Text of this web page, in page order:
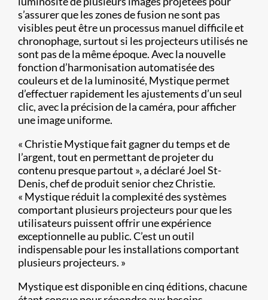
s’assurer que les zones de fusion ne sont pas
visibles peut être un processus manuel difficile et
chronophage, surtout si les projecteurs utilisés ne
sont pas de la même époque. Avec la nouvelle
fonction d’harmonisation automatisée des
couleurs et de la luminosité, Mystique permet
d’effectuer rapidement les ajustements d’un seul
clic, avec la précision de la caméra, pour afficher
une image uniforme.
« Christie Mystique fait gagner du temps et de
l’argent, tout en permettant de projeter du
contenu presque partout », a déclaré Joel St-
Denis, chef de produit senior chez Christie.
« Mystique réduit la complexité des systèmes
comportant plusieurs projecteurs pour que les
utilisateurs puissent offrir une expérience
exceptionnelle au public. C’est un outil
indispensable pour les installations comportant
plusieurs projecteurs. »
Mystique est disponible en cinq éditions, chacune